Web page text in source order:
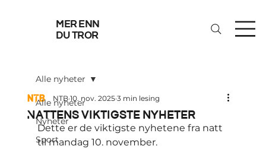
mer enn
du tror
Alle nyheter
Nyheter
Sport
Alle nyheter
Nattens viktigste nyheter
NTB 10. nov. 2025 3 min lesing
Dette er de viktigste nyhetene fra natt
til mandag 10. november.